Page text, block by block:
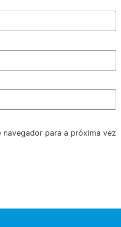
navegador para a próxima vez